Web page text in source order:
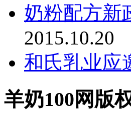
奶粉配方新
2015.10.20
和氏乳业应
羊奶100网版